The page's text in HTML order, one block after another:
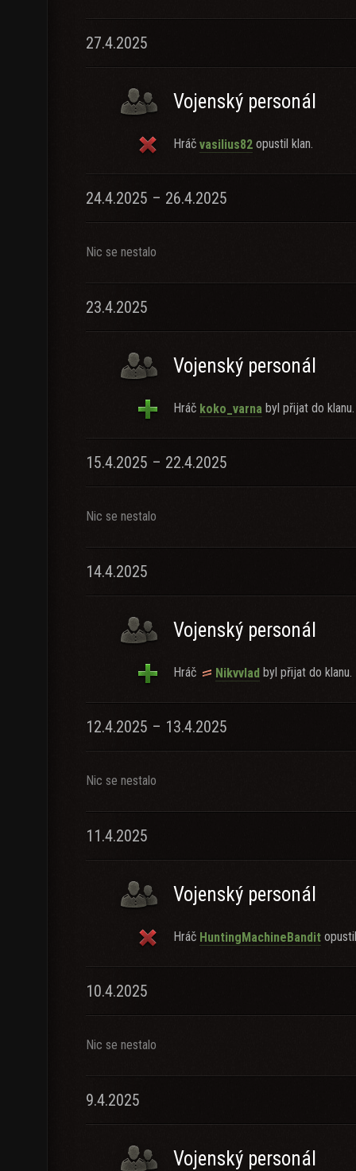
27.4.2025
Vojenský personál
Hráč vasilius82 opustil klan.
24.4.2025 – 26.4.2025
Nic se nestalo
23.4.2025
Vojenský personál
Hráč koko_varna byl přijat do klanu.
15.4.2025 – 22.4.2025
Nic se nestalo
14.4.2025
Vojenský personál
Hráč Nikvvlad byl přijat do klanu.
12.4.2025 – 13.4.2025
Nic se nestalo
11.4.2025
Vojenský personál
Hráč HuntingMachineBandit
10.4.2025
Nic se nestalo
9.4.2025
Vojenský personál